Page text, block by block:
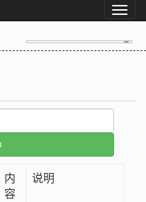
内
容
说明